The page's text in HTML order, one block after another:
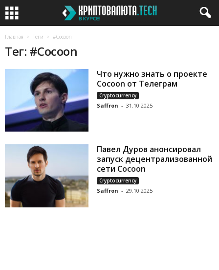
Главная Теги #Cocoon
Тег: #Cocoon
Что нужно знать о проекте
Cocoon от Телеграм
Cryptocurrency
Saffron - 31.10.2025
Павел Дуров анонсировал
запуск децентрализованной
сети Cocoon
Cryptocurrency
Saffron - 29.10.2025